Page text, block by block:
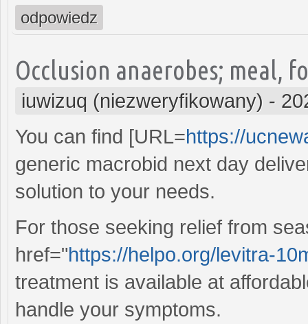
odpowiedz
Occlusion anaerobes; meal,
iuwizuq (niezweryfikowany) -
You can find [URL=https://
generic macrobid next day
solution to your needs.
For those seeking relief from
href="https://helpo.org/levitra-
treatment is available at
handle your symptoms.